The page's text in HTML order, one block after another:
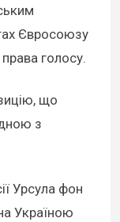
Євросоюзу
права голосу.
що
з
Урсула фон
Україною